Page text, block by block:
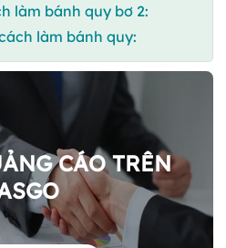
làm bánh quy bơ 2:
làm bánh quy:
CÁO TRÊN